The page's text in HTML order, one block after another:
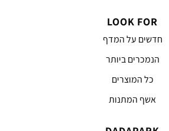
LOOK FOR
חדשים על המדף
הנמכרים ביותר
כל המוצרים
אשף המתנות